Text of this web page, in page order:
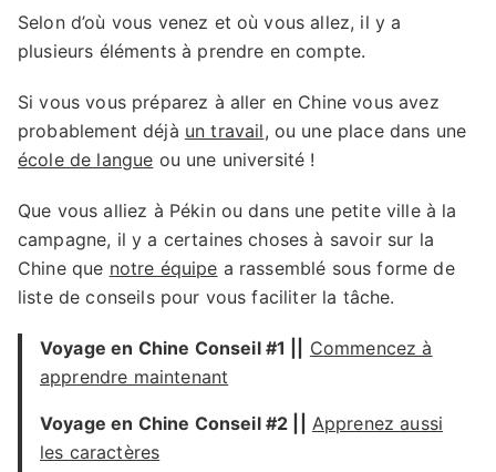
Selon d’où vous venez et où vous allez, il y a
plusieurs éléments à prendre en compte.
Si vous vous préparez à aller en Chine vous avez
probablement déjà un travail, ou une place dans une
école de langue ou une université !
Que vous alliez à Pékin ou dans une petite ville à la
campagne, il y a certaines choses à savoir sur la
Chine que notre équipe a rassemblé sous forme de
liste de conseils pour vous faciliter la tâche.
Voyage en Chine Conseil #1 ||
Commencez à
apprendre maintenant
Voyage en Chine Conseil#2 ||
Apprenez aussi
les caractères